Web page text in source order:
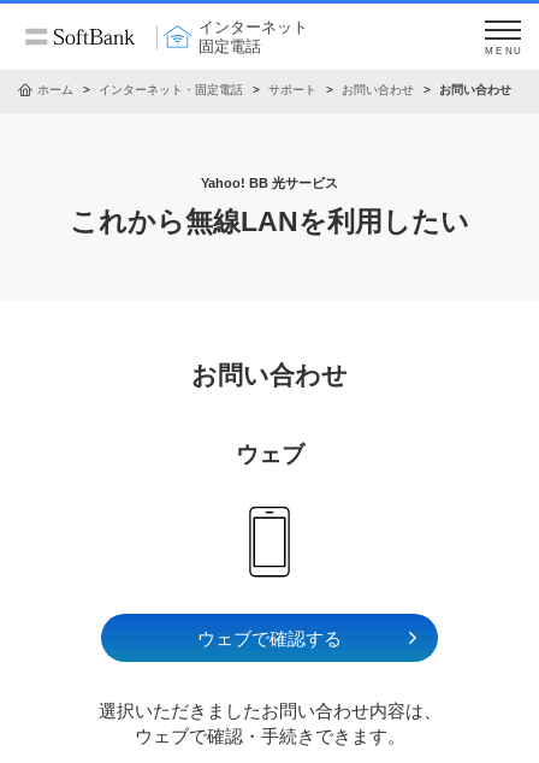
インターネット
固定電話
MENU
ホーム インターネット・固定電話 サポート お問い合わせ お問い合わせ
Yahoo! BB 光サービス
これから無線LANを利用したい
お問い合わせ
ウェブ
ウェブで確認する
選択いただきましたお問い合わせ内容は、
ウェブで確認・手続きできます。